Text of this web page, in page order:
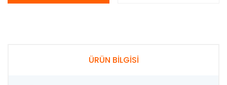
ÜRÜN BİLGİSİ